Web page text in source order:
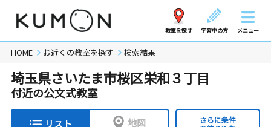
教室を探す 学習中の方 メニュー
HOME お近くの教室を探す 検索結果
埼玉県さいたま市桜区栄和３丁目
付近の公文式教室
リスト 地図
さらに条件